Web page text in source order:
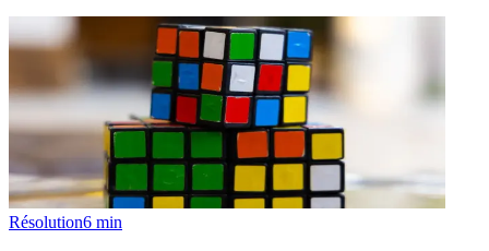
Résolution6 min